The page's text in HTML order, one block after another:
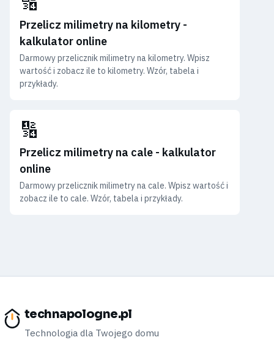
Przelicz milimetry na kilometry -
kalkulator online
Darmowy przelicznik milimetry na kilometry. Wpisz
wartość i zobacz ile to kilometry. Wzór, tabela i
przykłady.
🔢
Przelicz milimetry na cale - kalkulator
online
Darmowy przelicznik milimetry na cale. Wpisz wartość i
zobacz ile to cale. Wzór, tabela i przykłady.
technapologne.pl
Technologia dla Twojego domu